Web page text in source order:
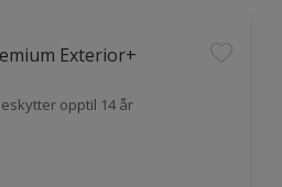
Exterior+
opptil 14 år